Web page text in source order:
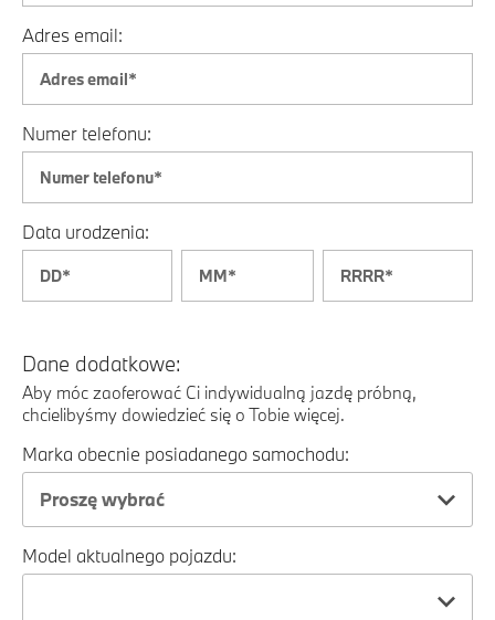
Adres email:
Numer telefonu:
Data urodzenia:
Dane dodatkowe:
Aby móc zaoferować Ci indywidualną jazdę próbną,
chcielibyśmy dowiedzieć się o Tobie więcej.
Marka obecnie posiadanego samochodu:
Proszę wybrać
Model aktualnego pojazdu: